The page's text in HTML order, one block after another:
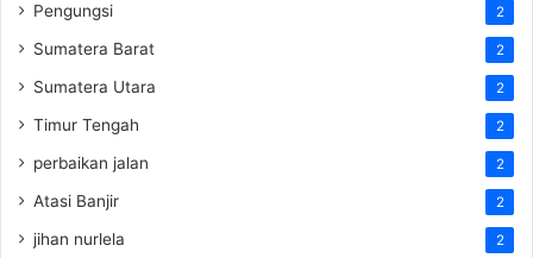
Pengungsi 2
Sumatera Barat 2
Sumatera Utara 2
Timur Tengah 2
perbaikan jalan 2
Atasi Banjir 2
jihan nurlela 2